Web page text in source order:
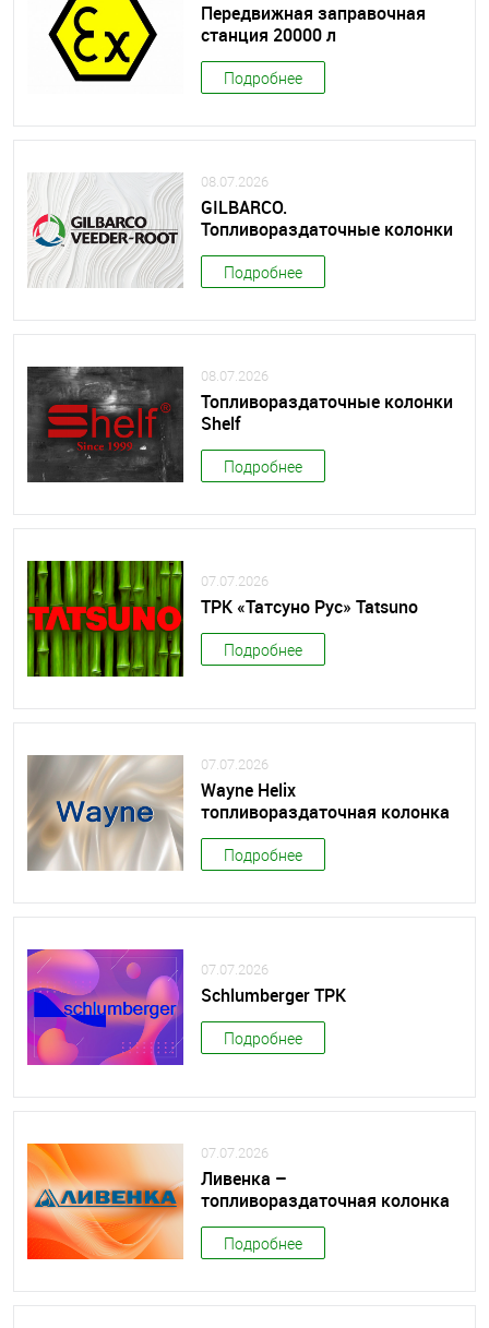
Передвижная заправочная
станция 20000 л
Подробнее
08.07.2026
GILBARCO.
Топливораздаточные колонки
Подробнее
08.07.2026
Топливораздаточные колонки
Shelf
Подробнее
07.07.2026
ТРК «Татсуно Рус» Tatsuno
Подробнее
07.07.2026
Wayne Helix
топливораздаточная колонка
Подробнее
07.07.2026
Schlumberger ТРК
Подробнее
07.07.2026
Ливенка –
топливораздаточная колонка
Подробнее